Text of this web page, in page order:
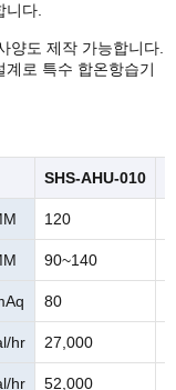
니다.
양도 제작 가능합니다.
로 특수 합온항습기
SHS-AHU-010
120
90~140
80
hr 27,000
hr 52,000